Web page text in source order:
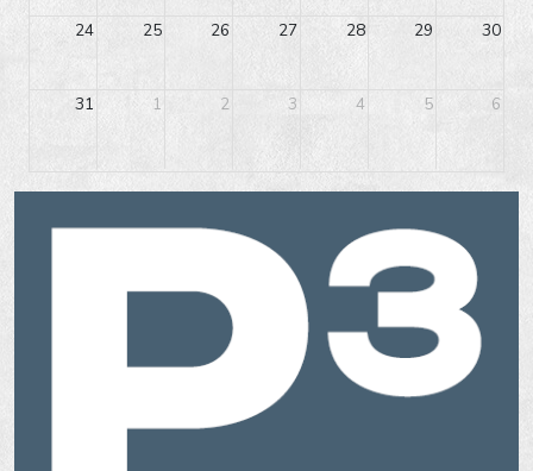
24 25 26 27 28 29 30
31 1 2 3 4 5 6